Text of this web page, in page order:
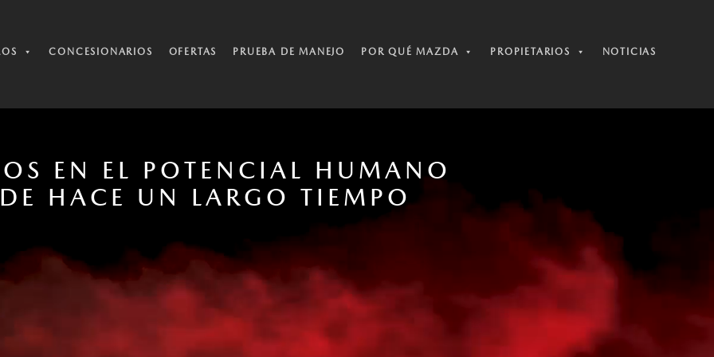
CONCESIONARIOS OFERTAS PRUEBA DE MANEJO POR QUÉ MAZDA PROPIETARIOS NOTICIAS
EN EL POTENCIAL HUMANO
HACE UN LARGO TIEMPO